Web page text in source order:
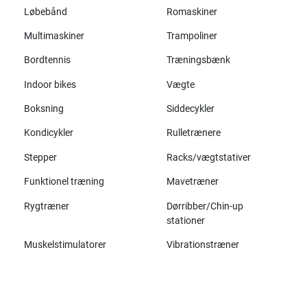
Løbebånd Romaskiner
Multimaskiner Trampoliner
Bordtennis Træningsbænk
Indoor bikes Vægte
Boksning Siddecykler
Kondicykler Rulletrænere
Stepper Racks/vægtstativer
Funktionel træning Mavetræner
Rygtræner
Dørribber/Chin-up
stationer
Muskelstimulatorer Vibrationstræner